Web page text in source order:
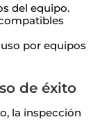
del equipo.
por equipos
de éxito
la inspección